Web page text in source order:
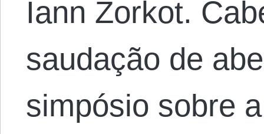
Iann Zorkot.
saudação de
simpósio sobre